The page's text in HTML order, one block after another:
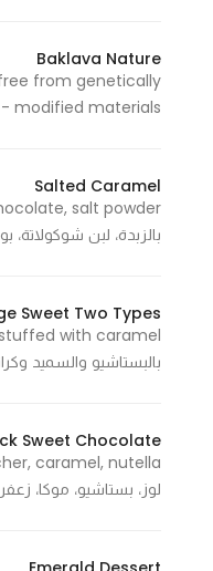
Baklava Nature
from genetically
modified materials - فستق، سمن حيواني، سمن نباتي، طحين، سكر، ملح، ماء، نشاء، منتج خالي من المواد المعدلة وراثيأ
Salted Caramel
بالزبدة، لبن شوكولاتة،
Sweet Two Types
بالبستاشيو والسميد
Sweet Chocolate
لوز، بستاشيو، موكا،